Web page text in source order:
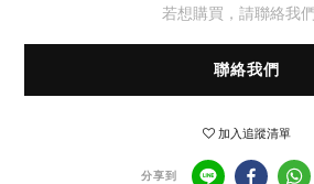
若想購買，請聯絡我們
聯絡我們
加入追蹤清單
分享到